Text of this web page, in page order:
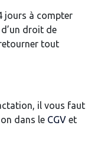
jours à compter
droit de
tout
il vous faut
dans le CGV et